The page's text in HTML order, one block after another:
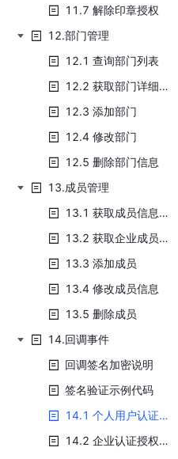
11.7 解除印章授权
12.部门管理
12.1 查询部门列表
12.2 获取部门详细信息
12.3 添加部门
12.4 修改部门
12.5 删除部门信息
13.成员管理
13.1 获取成员信息列表
13.2 获取企业成员详情
13.3 添加成员
13.4 修改成员信息
13.5 删除成员
14.回调事件
回调签名加密说明
签名验证示例代码
14.1 个人用户认证授权回调事件
14.2 企业认证授权回调事件